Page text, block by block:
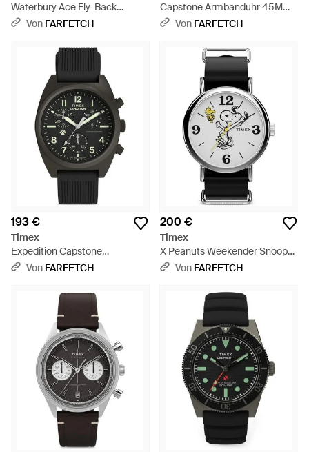
Waterbury Ace Fly-Back
Armbanduhr 43Mm - Schwarz
Von FARFETCH
Capstone Armbanduhr 45Mm -
GrauVon FARFETCH
193 €
Timex
Expedition Capstone
Chronograph 46Mm - Schwarz
Von FARFETCH
200 €
Timex
X Peanuts Weekender Snoopy
Armbanduhr 40Mm - Schwarz
Von FARFETCH